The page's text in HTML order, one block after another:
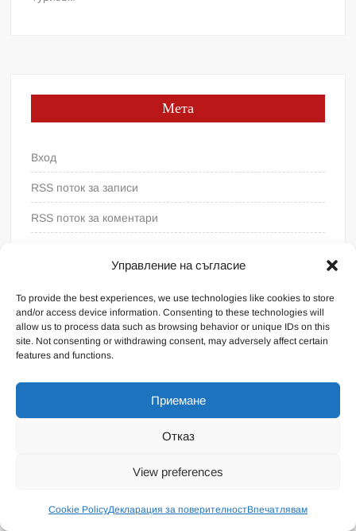
Управление на съгласие
To provide the best experiences, we use technologies like cookies to store
and/or access device information. Consenting to these technologies will
allow us to process data such as browsing behavior or unique IDs on this
site. Not consenting or withdrawing consent, may adversely affect certain
features and functions.
Приемане
Отказ
View preferences
Cookie PolicyДекларация за поверителностВпечатлявам
Мета
Вход
RSS поток за записи
RSS поток за коментари
Proudly powered by WordPress |Theme: FreeNews
Общи условия